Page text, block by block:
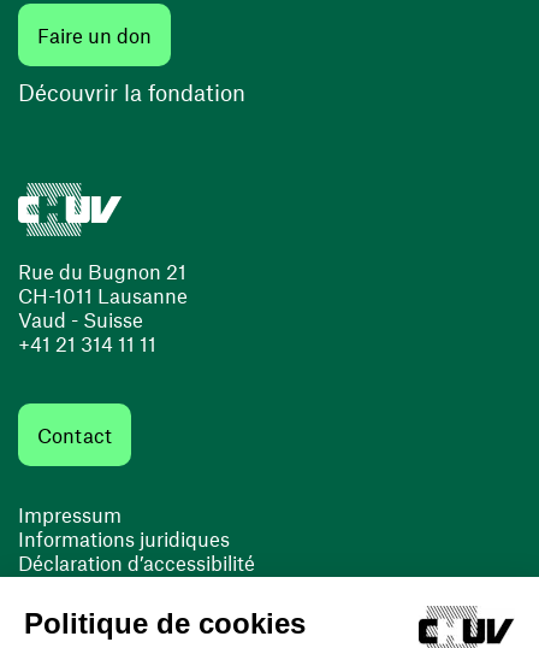
Rue du Bugnon 21
CH-1011 Lausanne
Vaud - Suisse
+41 21 314 11 11
Contact
Impressum
Informations juridiques
Déclaration d’accessibilité
Cookies
Faire un don
Découvrir la fondation